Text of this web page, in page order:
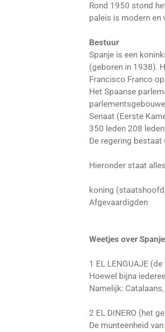
Rond 1950 stond
paleis is modern en
Bestuur
Spanje is een
(geboren in 1938).
Francisco Franco
Het Spaanse
Senaat (Eerste
350 leden 208 leden
De regering
Hieronder staat
koning
Afgevaardigden
Weetjes over Spanje
1 EL LENGUAJE
Hoewel bijna
Namelijk:
2 EL DINERO (het
De munteenheid